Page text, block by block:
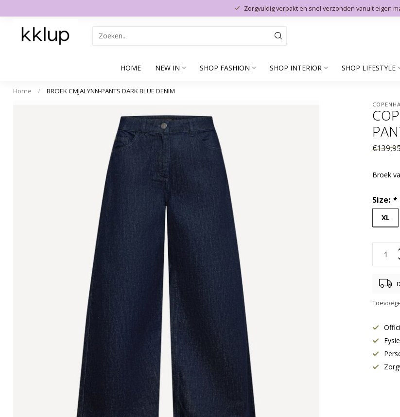
Zorgvuldig verpakt en snel verzonden vanuit eigen
HOME NEW IN SHOP FASHION SHOP INTERIOR SHOP LIFESTYLE
Home / BROEK CMJALYNN-PANTS DARK BLUE DENIM
Broek
Size: *
XL